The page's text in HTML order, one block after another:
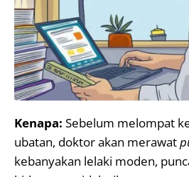
Kenapa: Sebelum melompat
ubatan, doktor akan merawat
kebanyakan lelaki moden,